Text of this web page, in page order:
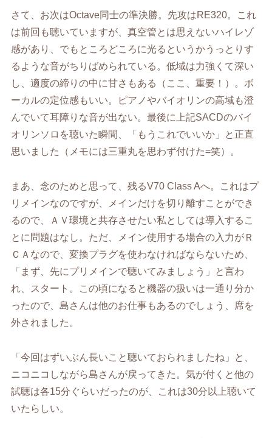
さて、お次はOctave同士の準決勝。先攻はRE320。これ
は前回も聴いていますが、真空管とは思えないハイレゾ
感があり、でもところどころに光るというかうっとりす
るような音がちりばめられている。低域は力強くて深い
し、適度の締りの中に甘さもある（ここ、重要！）。ボ
ーカルの定位感もいい。ピアノやバイオリンの高域も澄
んでいて耳障りな音が出ない。最後に上記SACDのバイ
オリンソロを聴いた瞬間、「もうこれでいいか」と正直
思いました（メモには三重丸を思わず付けた=笑）。
まあ、念のためと思って、残るV70 Class Aへ。これはプ
リメインなのですが、メインだけを切り離すことができ
るので、ＡＶ環境と共存させたい私としては導入するこ
とに問題はなし。ただ、メイン使用する場合の入力がＲ
ＣＡなので、変換プラグを使わなければならないため、
「まず、先にプリメインで聴いてみましょう」と言わ
れ、スタート。この頃になると機器の扱いは一通り分か
ったので、島さんは他のお仕事もあるのでしょう、席を
外されました。
「今回はずいぶん長いこと聴いておられましたね」と、
ニコニコしながら島さんが戻ってきた。気が付くと他の
試聴は各15分ぐらいだったのが、これは30分以上聴いて
いたらしい。